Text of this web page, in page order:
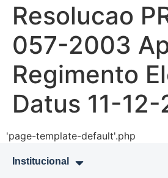
Resolucao
057-2003
Regimento
Datus 11-
'page-template-default'.php
Institucional